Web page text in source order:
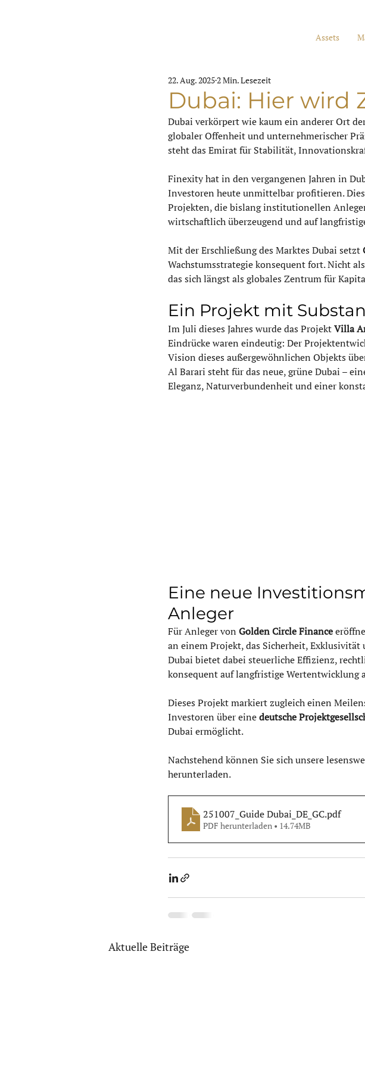
Assets
Dubai: Hier wird
22. Aug. 20252 Min. Lesezeit
Dubai verkörpert wie kaum ein anderer Ort
globaler Offenheit und unternehmerischer
steht das Emirat für Stabilität,
Finexity hat in den vergangenen Jahren in
Investoren heute unmittelbar profitieren.
Projekten, die bislang institutionellen
wirtschaftlich überzeugend und auf
Mit der Erschließung des Marktes Dubai setzt
Wachstumsstrategie konsequent fort. Nicht
das sich längst als globales Zentrum für
Ein Projekt mit
Im Juli dieses Jahres wurde das Projekt Villa
Eindrücke waren eindeutig: Der
Vision dieses außergewöhnlichen Objekts
Al Barari steht für das neue, grüne Dubai –
Eleganz, Naturverbundenheit und einer
Eine neue
Anleger
Für Anleger von Golden Circle Finance
an einem Projekt, das Sicherheit,
Dubai bietet dabei steuerliche Effizienz,
konsequent auf langfristige Wertentwicklung
Dieses Projekt markiert zugleich einen
Investoren über eine deutsche
Dubai ermöglicht.
Nachstehend können Sie sich unsere
herunterladen.
251007_Guide Dubai_DE_GC.pdf
PDF herunterladen • 14.74MB
Aktuelle Beiträge